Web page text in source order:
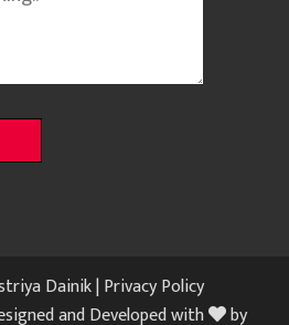
Dainik |Privacy Policy
and Developed with
by